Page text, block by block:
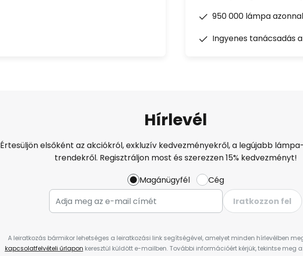
950 000 lámpa
Ingyenes tanácsadás
Hírlevél
Értesüljön elsőként az akciókról, exkluzív kedvezményekről, a legújabb
trendekről. Regisztráljon most és szerezzen 15% kedvezményt!
Magánügyfél
Cég
Iratkozzon fel
A leiratkozás bármikor lehetséges a leiratkozási link segítségével, amelyet minden hírlevélben
kapcsolatfelvételi űrlapon keresztül küldött e-mailben. További információért kérjük, tekintse meg